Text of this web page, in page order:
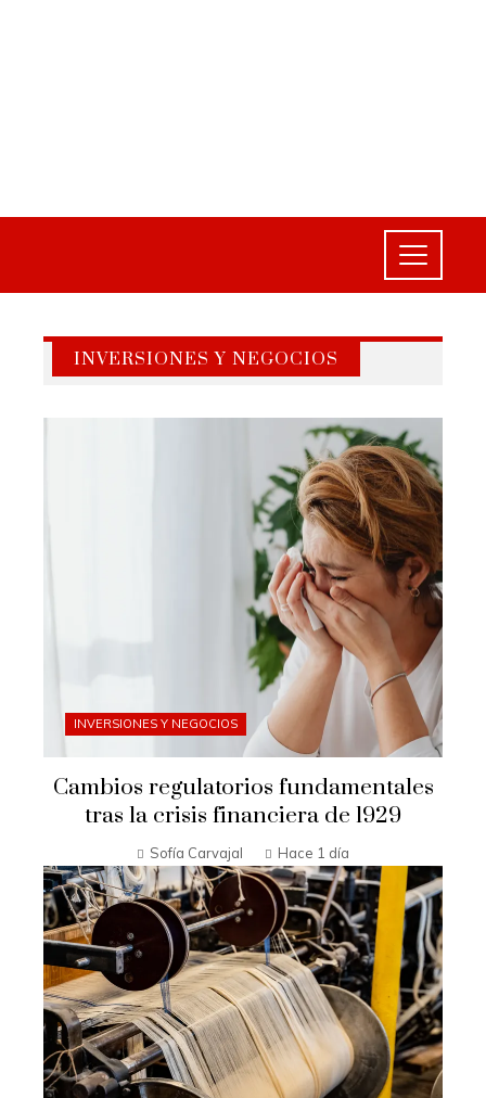
INVERSIONES Y NEGOCIOS
INVERSIONES Y NEGOCIOS
Cambios regulatorios fundamentales
tras la crisis financiera de 1929
Sofía Carvajal Hace 1 día